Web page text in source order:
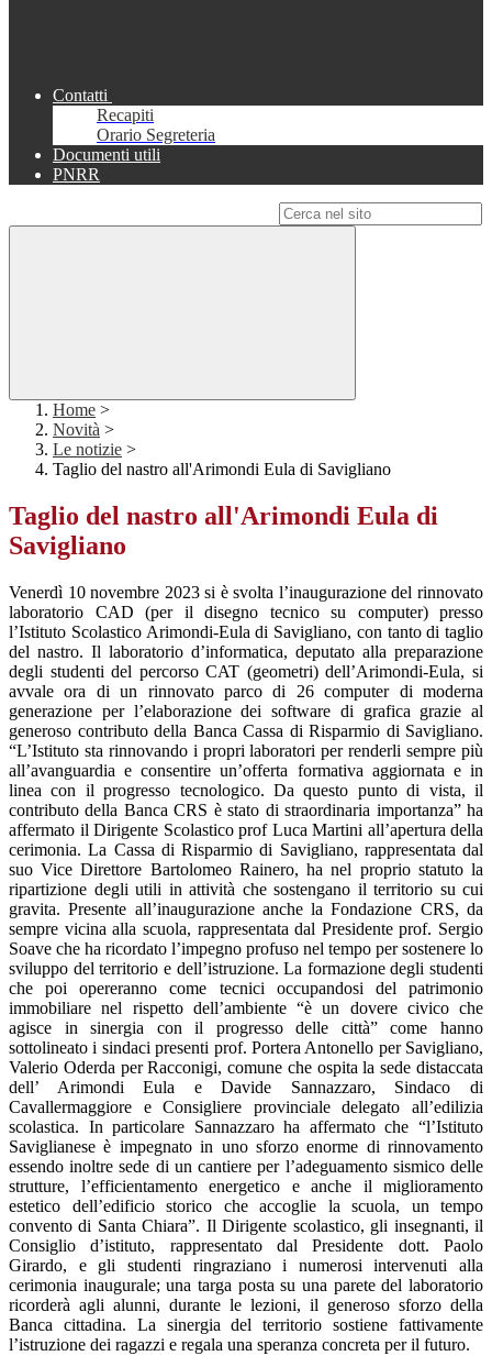
Contatti
Recapiti
Orario Segreteria
Documenti utili
PNRR
Home >
Novità >
Le notizie >
Taglio del nastro all'Arimondi Eula di Savigliano
Taglio del nastro all'Arimondi Eula di
Savigliano
Venerdì 10 novembre 2023 si è svolta l’inaugurazione del rinnovato
laboratorio CAD (per il disegno tecnico su computer) presso
l’Istituto Scolastico Arimondi-Eula di Savigliano, con tanto di taglio
del nastro. Il laboratorio d’informatica, deputato alla preparazione
degli studenti del percorso CAT (geometri) dell’Arimondi-Eula, si
avvale ora di un rinnovato parco di 26 computer di moderna
generazione per l’elaborazione dei software di grafica grazie al
generoso contributo della Banca Cassa di Risparmio di Savigliano.
“L’Istituto sta rinnovando i propri laboratori per renderli sempre più
all’avanguardia e consentire un’offerta formativa aggiornata e in
linea con il progresso tecnologico. Da questo punto di vista, il
contributo della Banca CRS è stato di straordinaria importanza” ha
affermato il Dirigente Scolastico prof Luca Martini all’apertura della
cerimonia. La Cassa di Risparmio di Savigliano, rappresentata dal
suo Vice Direttore Bartolomeo Rainero, ha nel proprio statuto la
ripartizione degli utili in attività che sostengano il territorio su cui
gravita. Presente all’inaugurazione anche la Fondazione CRS, da
sempre vicina alla scuola, rappresentata dal Presidente prof. Sergio
Soave che ha ricordato l’impegno profuso nel tempo per sostenere lo
sviluppo del territorio e dell’istruzione. La formazione degli studenti
che poi opereranno come tecnici occupandosi del patrimonio
immobiliare nel rispetto dell’ambiente “è un dovere civico che
agisce in sinergia con il progresso delle città” come hanno
sottolineato i sindaci presenti prof. Portera Antonello per Savigliano,
Valerio Oderda per Racconigi, comune che ospita la sede distaccata
dell’ Arimondi Eula e Davide Sannazzaro, Sindaco di
Cavallermaggiore e Consigliere provinciale delegato all’edilizia
scolastica. In particolare Sannazzaro ha affermato che “l’Istituto
Saviglianese è impegnato in uno sforzo enorme di rinnovamento
essendo inoltre sede di un cantiere per l’adeguamento sismico delle
strutture, l’efficientamento energetico e anche il miglioramento
estetico dell’edificio storico che accoglie la scuola, un tempo
convento di Santa Chiara”. Il Dirigente scolastico, gli insegnanti, il
Consiglio d’istituto, rappresentato dal Presidente dott. Paolo
Girardo, e gli studenti ringraziano i numerosi intervenuti alla
cerimonia inaugurale; una targa posta su una parete del laboratorio
ricorderà agli alunni, durante le lezioni, il generoso sforzo della
Banca cittadina. La sinergia del territorio sostiene fattivamente
l’istruzione dei ragazzi e regala una speranza concreta per il futuro.